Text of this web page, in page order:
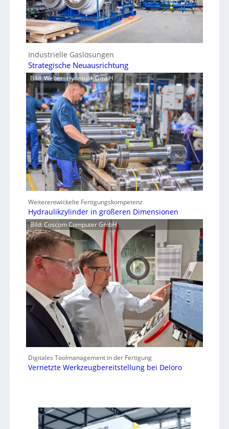
Industrielle Gaslösungen
Strategische Neuausrichtung
Bild: Weber- Hydraulik GmbH
Weiterentwickelte Fertigungskompetenz
Hydraulikzylinder in größeren Dimensionen
Bild: Coscom Computer GmbH
Digitales Toolmanagement in der Fertigung
Vernetzte Werkzeugbereitstellung bei Deloro